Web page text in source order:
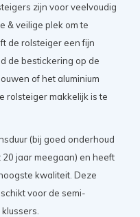
zijn voor veelvoudig
& veilige plek om te
de rolsteiger een fijn
de bestickering op de
of het aluminium
rolsteiger makkelijk is te
(bij goed onderhoud
jaar meegaan) en heeft
kwaliteit. Deze
voor de semi-